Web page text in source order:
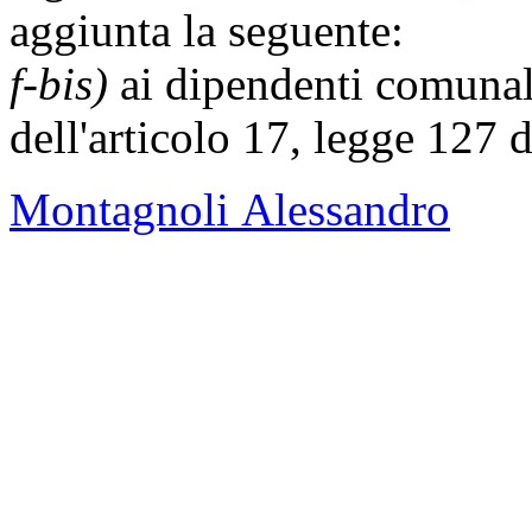
aggiunta la seguente:
f-bis) ai dipendenti
dell'articolo 17, legge 127
Montagnoli Alessandro